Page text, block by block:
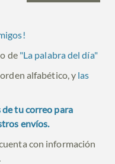
de "La palabra del día"
alfabético, y las
tu correo para
envíos.
con información